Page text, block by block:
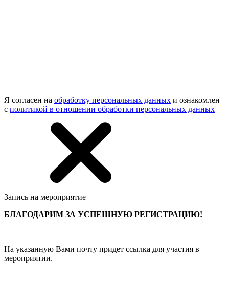
Я согласен на обработку персональных данных и ознакомлен
с политикой в отношении обработки персональных данных
Запись на мероприятие
БЛАГОДАРИМ ЗА УСПЕШНУЮ РЕГИСТРАЦИЮ!
На указанную Вами почту придет ссылка для участия в
мероприятии.